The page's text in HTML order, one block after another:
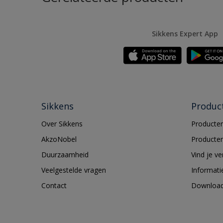
Sikkens Expert App
Sikkens
Over Sikkens
AkzoNobel
Duurzaamheid
Veelgestelde vragen
Contact
Vind je